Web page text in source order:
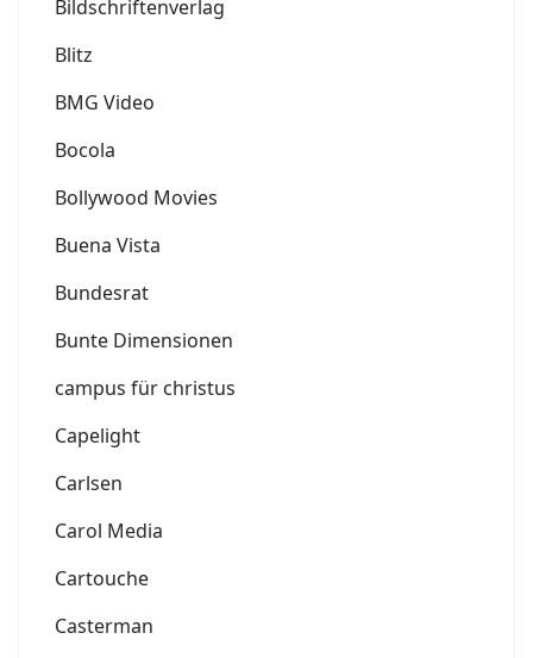
Bildschriftenverlag
Blitz
BMG Video
Bocola
Bollywood Movies
Buena Vista
Bundesrat
Bunte Dimensionen
campus für christus
Capelight
Carlsen
Carol Media
Cartouche
Casterman